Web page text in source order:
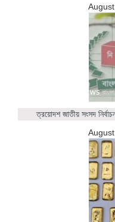
ত্রয়োদশ জাতীয় সংসদ